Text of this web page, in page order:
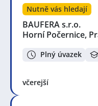
Nutně vás hledají
BAUFERA s.r.o.
Horní Počernice,
Plný úvazek
včerejší